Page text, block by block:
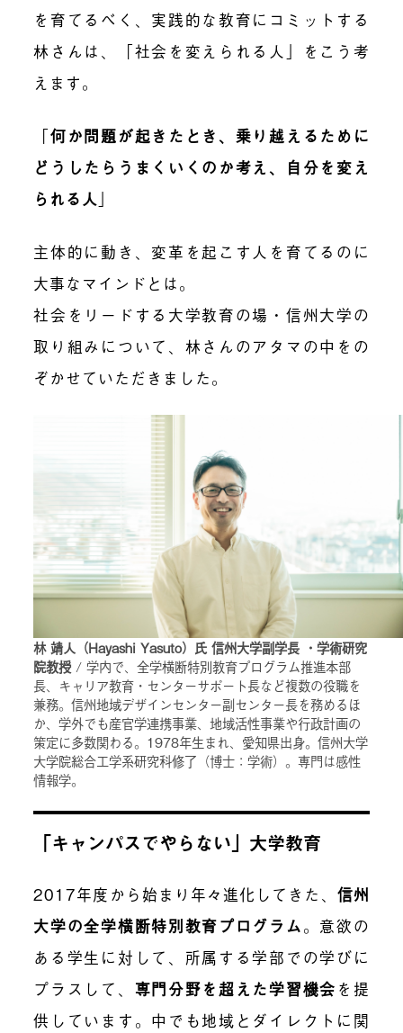
を育てるべく、実践的な教育にコミットする
林さんは、「社会を変えられる人」をこう考
えます。
「何か問題が起きたとき、乗り越えるために
どうしたらうまくいくのか考え、自分を変え
られる人 」
主体的に動き、変革を起こす人を育てるのに
大事なマインドとは。
社会をリードする大学教育の場・信州大学の
取り組みについて、林さんのアタマの中をの
ぞかせていただきました。
林 靖人（Hayashi Yasuto）氏 信州大学副学長 ・学術研究
院教授 / 学内で、全学横断特別教育プログラム推進本部
長、キャリア教育・センターサポート長など複数の役職を
兼務。信州地域デザインセンター副センター長を務めるほ
か、学外でも産官学連携事業、地域活性事業や行政計画の
策定に多数関わる。1978年生まれ、愛知県出身。信州大学
大学院総合工学系研究科修了（博士：学術）。専門は感性
情報学。
「キャンパスでやらない」大学教育
2017年度から始まり年々進化してきた、 信州
大学の全学横断特別教育プログラム。意欲の
ある学生に対して、所属する学部での学びに
プラスして、 専門分野を超えた学習機会 を提
供しています。中でも地域とダイレクトに関